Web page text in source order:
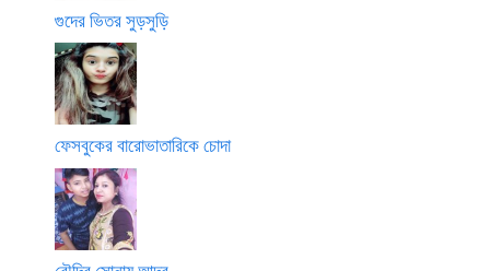
গুদের ভিতর সুড়সুড়ি
ফেসবুকের বারোভাতারিকে চোদা